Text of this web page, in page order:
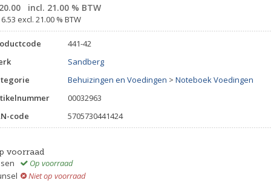
incl. 21.00 % BTW
excl. 21.00 % BTW
441-42
Sandberg
Behuizingen en Voedingen > Noteboek Voedingen
00032963
code
5705730441424
voorraad
Op voorraad
Niet op voorraad